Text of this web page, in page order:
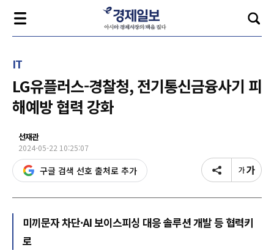
IT
LG유플러스-경찰청, 전기통신금융사기 피
해예방 협력 강화
선재관
2024-05-22 10:25:07
구글 검색 선호 출처로 추가
미끼문자 차단·AI 보이스피싱 대응 솔루션 개발 등 협력키
로